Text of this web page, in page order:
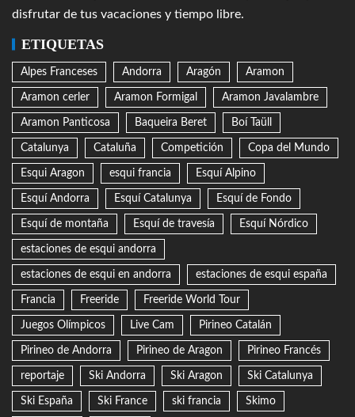
disfrutar de tus vacaciones y tiempo libre.
ETIQUETAS
Alpes Franceses Andorra Aragón Aramon
Aramon cerler Aramon Formigal Aramon Javalambre
Aramon Panticosa Baqueira Beret Boí Taüll
Catalunya Cataluña Competición Copa del Mundo
Esqui Aragon esqui francia Esquí Alpino
Esquí Andorra Esquí Catalunya Esquí de Fondo
Esquí de montaña Esquí de travesía Esquí Nórdico
estaciones de esqui andorra
estaciones de esqui en andorra estaciones de esqui españa
Francia Freeride Freeride World Tour
Juegos Olímpicos Live Cam Pirineo Catalán
Pirineo de Andorra Pirineo de Aragon Pirineo Francés
reportaje Ski Andorra Ski Aragon Ski Catalunya
Ski España Ski France ski francia Skimo